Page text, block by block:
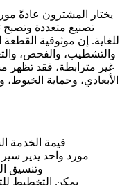
يختار المشترون عادةً
تصنيع متعددة وتصبح
للغاية. إن موثوقية القطعة
والتشطيب، والفحص،
غير مترابطة، فقد
الأبعادي، وحماية
قيمة الخدمة
مورد واحد يدير
وتنسيق
يمكن التخطيط